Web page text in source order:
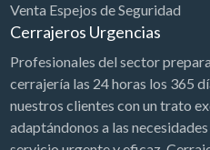
Venta Espejos de Seguridad
Cerrajeros Urgencias
Profesionales del sector
cerrajería las 24 horas los 365
nuestros clientes con un trato
adaptándonos a las